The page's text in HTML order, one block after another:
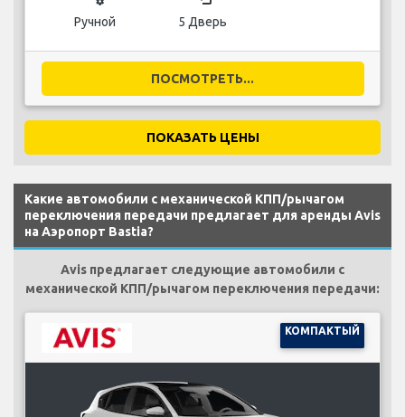
Ручной 5 Дверь
ПОСМОТРЕТЬ...
ПОКАЗАТЬ ЦЕНЫ
Какие автомобили с механической КПП/рычагом
переключения передачи предлагает для аренды Avis
на Аэропорт Bastia?
Avis предлагает следующие автомобили с
механической КПП/рычагом переключения передачи:
КОМПАКТЫЙ